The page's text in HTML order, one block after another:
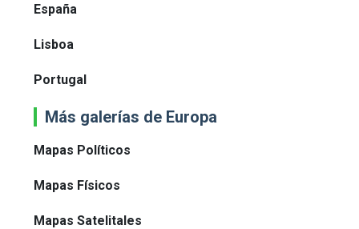
España
Lisboa
Portugal
Más galerías de Europa
Mapas Políticos
Mapas Físicos
Mapas Satelitales